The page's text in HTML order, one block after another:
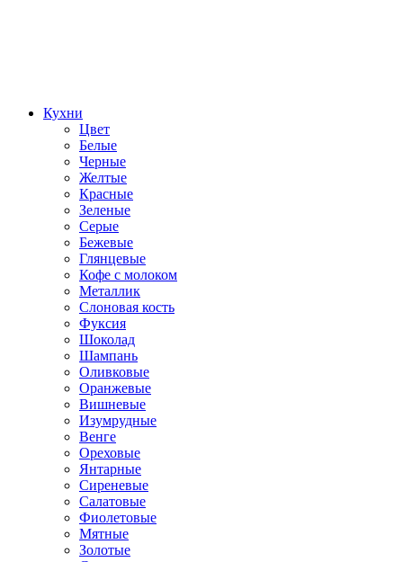
Кухни
Цвет
Белые
Черные
Желтые
Красные
Зеленые
Серые
Бежевые
Глянцевые
Кофе с молоком
Металлик
Слоновая кость
Фуксия
Шоколад
Шампань
Оливковые
Оранжевые
Вишневые
Изумрудные
Венге
Ореховые
Янтарные
Сиреневые
Салатовые
Фиолетовые
Мятные
Золотые